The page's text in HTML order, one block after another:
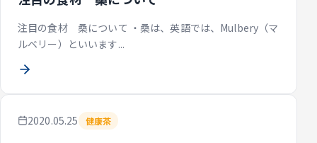
注目の食材 桑について ・桑は、英語では、Mulbery（マ
ルベリー）といいます...
2020.05.25 健康茶